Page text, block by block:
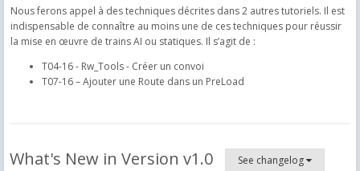
Nous ferons appel à des techniques décrites dans 2 autres tutoriels. Il est
indispensable de connaître au moins une de ces techniques pour réussir
la mise en œuvre de trains AI ou statiques. Il s’agit de :
T04-16 - Rw_Tools - Créer un convoi
T07-16 – Ajouter une Route dans un PreLoad
What's New in Version v1.0
See changelog